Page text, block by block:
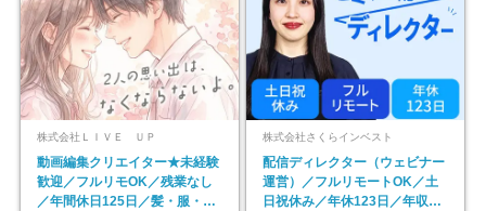
株式会社ＬＩＶＥ ＵＰ
動画編集クリエイター★未経験
歓迎／フルリモOK／残業なし
／年間休日125日／髪・服・ネ
株式会社さくらインベスト
配信ディレクター（ウェビナー
運営）／フルリモートOK／土
日祝休み／年休123日／年収